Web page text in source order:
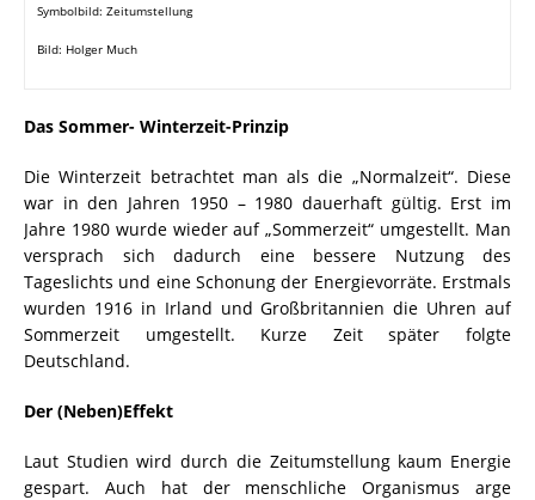
Symbolbild: Zeitumstellung
Bild: Holger Much
Das Sommer- Winterzeit-Prinzip
Die Winterzeit betrachtet man als die „Normalzeit“. Diese
war in den Jahren 1950 – 1980 dauerhaft gültig. Erst im
Jahre 1980 wurde wieder auf „Sommerzeit“ umgestellt. Man
versprach sich dadurch eine bessere Nutzung des
Tageslichts und eine Schonung der Energievorräte. Erstmals
wurden 1916 in Irland und Großbritannien die Uhren auf
Sommerzeit umgestellt. Kurze Zeit später folgte
Deutschland.
Der (Neben)Effekt
Laut Studien wird durch die Zeitumstellung kaum Energie
gespart. Auch hat der menschliche Organismus arge